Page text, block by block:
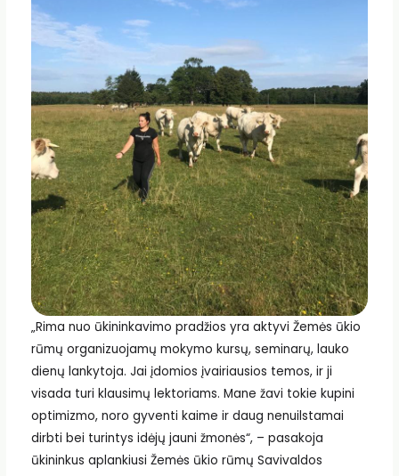
„Rima nuo ūkininkavimo pradžios yra aktyvi Žemės ūkio
rūmų organizuojamų mokymo kursų, seminarų, lauko
dienų lankytoja. Jai įdomios įvairiausios temos, ir ji
visada turi klausimų lektoriams. Mane žavi tokie kupini
optimizmo, noro gyventi kaime ir daug nenuilstamai
dirbti bei turintys idėjų jauni žmonės“, – pasakoja
ūkininkus aplankiusi Žemės ūkio rūmų Savivaldos